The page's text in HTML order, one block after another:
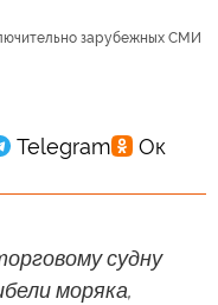
зарубежных СМИ
судну
моряка,